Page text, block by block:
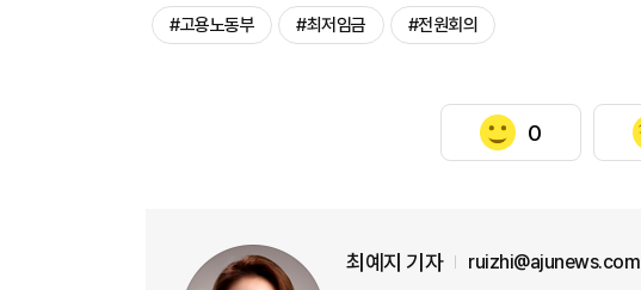
#고용노동부 #최저임금 #전원회의
0
최예지 기자 ruizhi@ajunews.com